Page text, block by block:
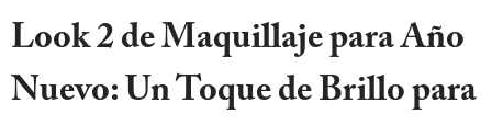
Look 2 de Maquillaje para Año
Nuevo: Un Toque de Brillo para